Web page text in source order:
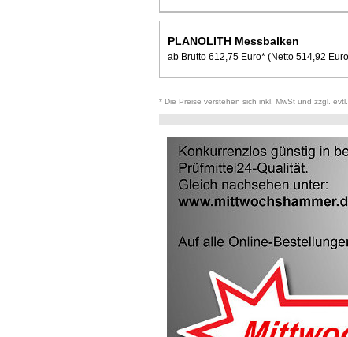
PLANOLITH Messbalken
ab Brutto 612,75 Euro* (Netto 514,92
* Die Preise verstehen sich inkl. MwSt und zzgl.